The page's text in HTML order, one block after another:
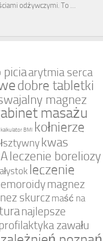
odżywczymi. To …
piciaarytmia serca
dobre tabletki
magnez
masażu
kalkulator BMI kołnierze
kwas
leczenie boreliozy
leczenie
magnez
skurczmaść na
najlepsze
zawału